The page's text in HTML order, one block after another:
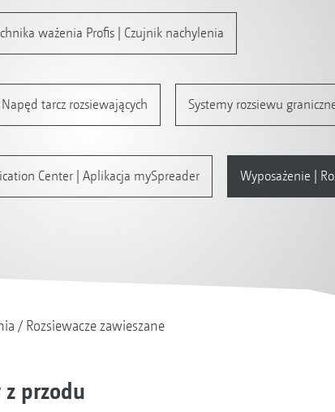
ważenia Profis | Czujnik nachylenia
tarcz rozsiewających Systemy rozsiewu
Center | Aplikacja mySpreader Wyposażenie |
Rozsiewacze zawieszane
przodu